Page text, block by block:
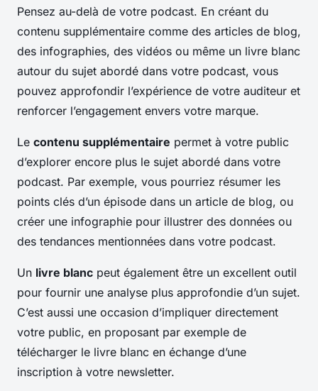
Pensez au-delà de votre podcast. En créant du
contenu supplémentaire comme des articles de blog,
des infographies, des vidéos ou même un livre blanc
autour du sujet abordé dans votre podcast, vous
pouvez approfondir l’expérience de votre auditeur et
renforcer l’engagement envers votre marque.
Le contenu supplémentaire permet à votre public
d’explorer encore plus le sujet abordé dans votre
podcast. Par exemple, vous pourriez résumer les
points clés d’un épisode dans un article de blog, ou
créer une infographie pour illustrer des données ou
des tendances mentionnées dans votre podcast.
Un livre blanc peut également être un excellent outil
pour fournir une analyse plus approfondie d’un sujet.
C’est aussi une occasion d’impliquer directement
votre public, en proposant par exemple de
télécharger le livre blanc en échange d’une
inscription à votre newsletter.